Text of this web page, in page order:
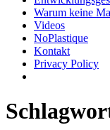
Warum keine
Videos
NoPlastique
Kontakt
Privacy Policy